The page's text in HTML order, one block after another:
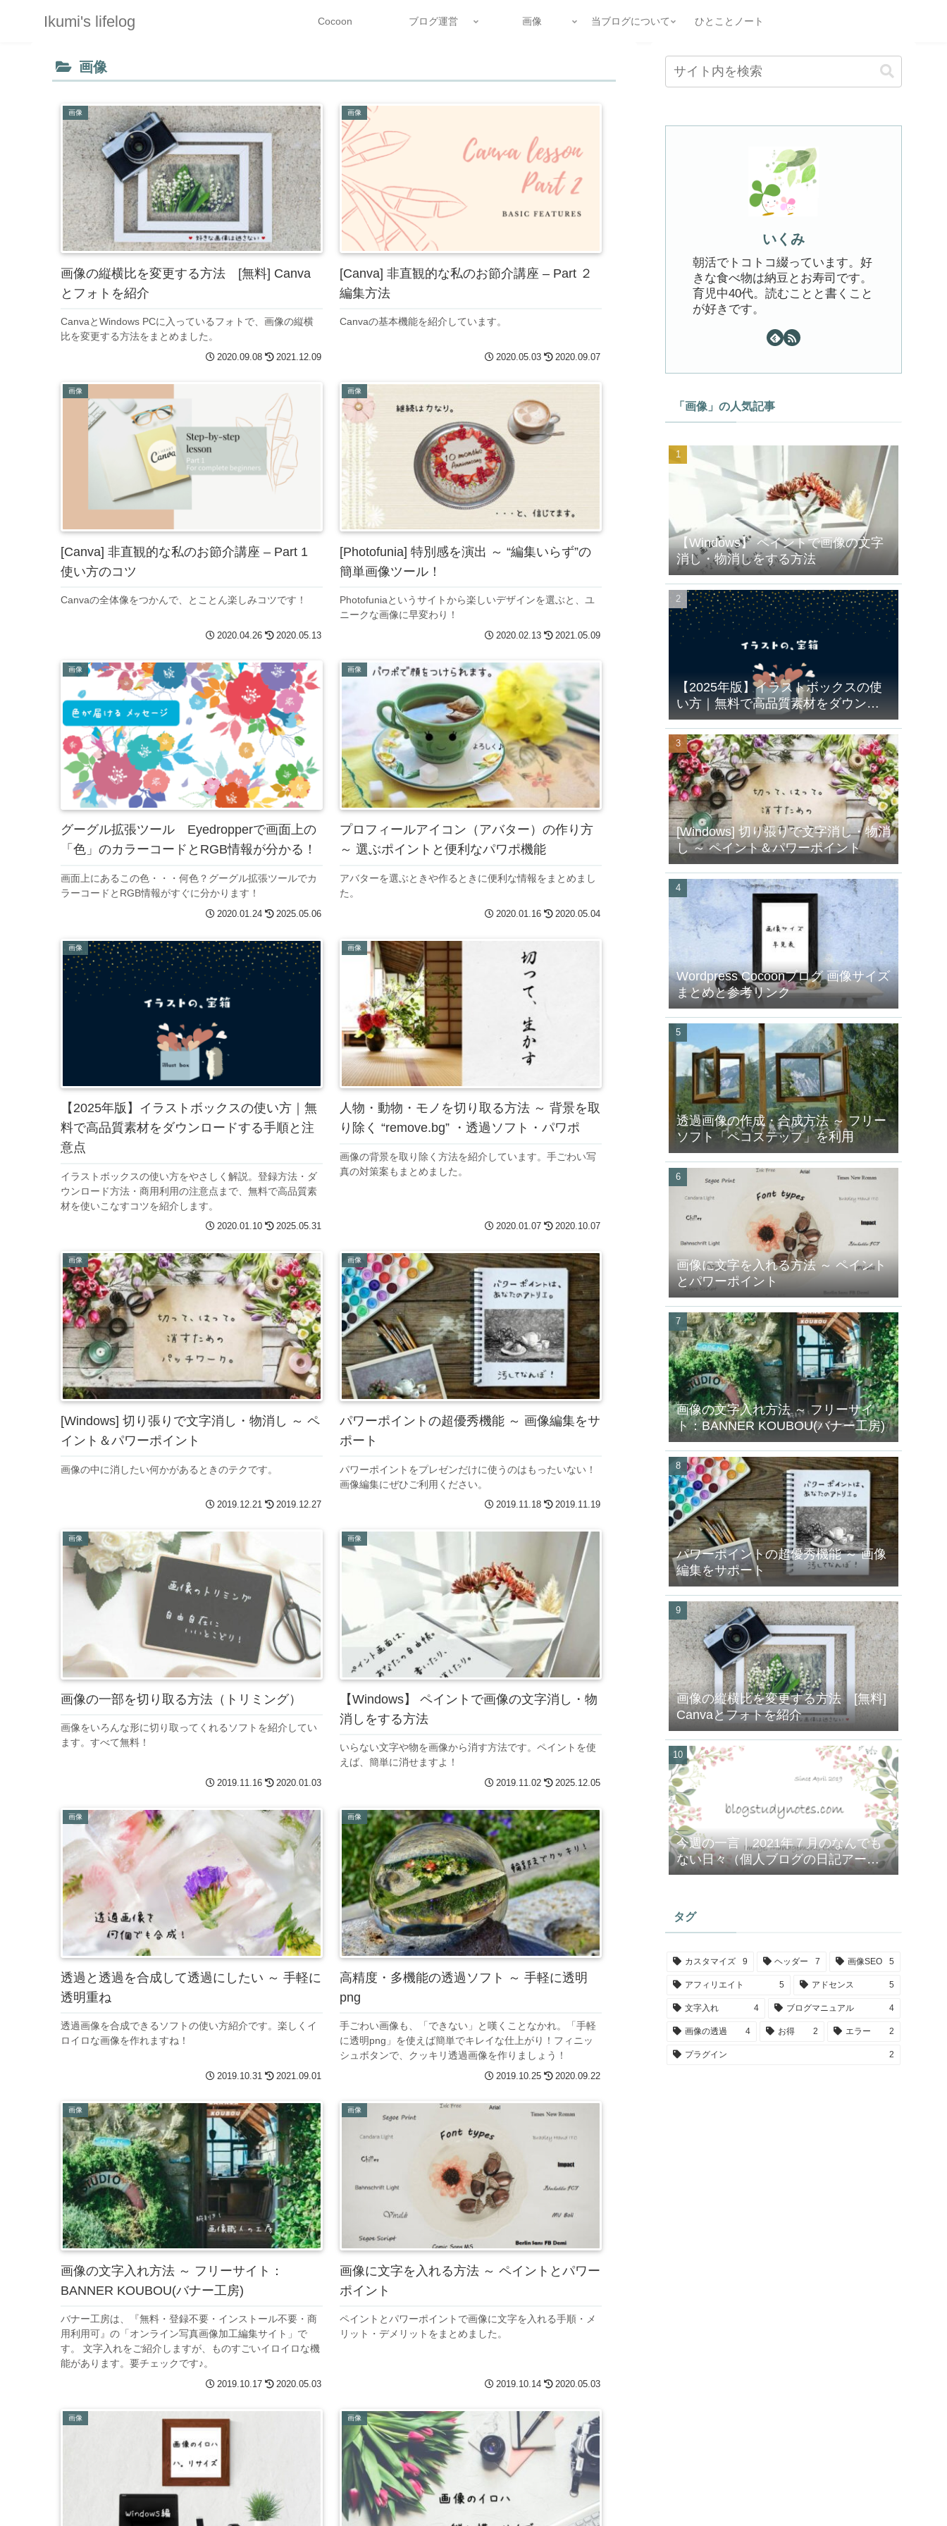
Ikumi's lifelog Cocoon ブログ運営 画像 当ブログについて ひとことノート
画像
画像
画像の縦横比を変更する方法 [無料] Canva
とフォトを紹介
CanvaとWindows PCに入っているフォトで、画像の縦横
比を変更する方法をまとめました。
2020.09.08 2021.12.09
画像
[Canva] 非直観的な私のお節介講座 – Part ２
編集方法
Canvaの基本機能を紹介しています。
2020.05.03 2020.09.07
画像
[Canva] 非直観的な私のお節介講座 – Part 1
使い方のコツ
Canvaの全体像をつかんで、とことん楽しみコツです！
2020.04.26 2020.05.13
画像
[Photofunia] 特別感を演出 ～ “編集いらず”の
簡単画像ツール！
Photofuniaというサイトから楽しいデザインを選ぶと、ユ
ニークな画像に早変わり！
2020.02.13 2021.05.09
画像
グーグル拡張ツール Eyedropperで画面上の
「色」のカラーコードとRGB情報が分かる！
画面上にあるこの色・・・何色？グーグル拡張ツールでカ
ラーコードとRGB情報がすぐに分かります！
2020.01.24 2025.05.06
画像
プロフィールアイコン（アバター）の作り方
～ 選ぶポイントと便利なパワポ機能
アバターを選ぶときや作るときに便利な情報をまとめまし
た。
2020.01.16 2020.05.04
画像
【2025年版】イラストボックスの使い方｜無
料で高品質素材をダウンロードする手順と注
意点
イラストボックスの使い方をやさしく解説。登録方法・ダ
ウンロード方法・商用利用の注意点まで、無料で高品質素
材を使いこなすコツを紹介します。
2020.01.10 2025.05.31
画像
人物・動物・モノを切り取る方法 ～ 背景を取
り除く “remove.bg” ・透過ソフト・パワポ
画像の背景を取り除く方法を紹介しています。手ごわい写
真の対策案もまとめました。
2020.01.07 2020.10.07
画像
[Windows] 切り張りで文字消し・物消し ～ ペ
イント＆パワーポイント
画像の中に消したい何かがあるときのテクです。
2019.12.21 2019.12.27
画像
パワーポイントの超優秀機能 ～ 画像編集をサ
ポート
パワーポイントをプレゼンだけに使うのはもったいない！
画像編集にぜひご利用ください。
2019.11.18 2019.11.19
画像
画像の一部を切り取る方法（トリミング）
画像をいろんな形に切り取ってくれるソフトを紹介してい
ます。すべて無料！
2019.11.16 2020.01.03
画像
【Windows】 ペイントで画像の文字消し・物
消しをする方法
いらない文字や物を画像から消す方法です。ペイントを使
えば、簡単に消せますよ！
2019.11.02 2025.12.05
画像
透過と透過を合成して透過にしたい ～ 手軽に
透明重ね
透過画像を合成できるソフトの使い方紹介です。楽しくイ
ロイロな画像を作れますね！
2019.10.31 2021.09.01
画像
高精度・多機能の透過ソフト ～ 手軽に透明
png
手ごわい画像も、「できない」と嘆くことなかれ。「手軽
に透明png」を使えば簡単でキレイな仕上がり！フィニッ
シュボタンで、クッキリ透過画像を作りましょう！
2019.10.25 2020.09.22
画像
画像の文字入れ方法 ～ フリーサイト：
BANNER KOUBOU(バナー工房)
バナー工房は、『無料・登録不要・インストール不要・商
用利用可』の「オンライン写真画像加工編集サイト」で
す。 文字入れをご紹介しますが、ものすごいイロイロな機
能があります。要チェックです♪。
2019.10.17 2020.05.03
画像
画像に文字を入れる方法 ～ ペイントとパワー
ポイント
ペイントとパワーポイントで画像に文字を入れる手順・メ
リット・デメリットをまとめました。
2019.10.14 2020.05.03
画像 画像
いくみ
朝活でトコトコ綴っています。好
きな食べ物は納豆とお寿司です。
育児中40代。読むことと書くこと
が好きです。
「画像」の人気記事
【Windows】 ペイントで画像の文字
消し・物消しをする方法
【2025年版】イラストボックスの使
い方｜無料で高品質素材をダウンロ
ードする手順と注意点
[Windows] 切り張りで文字消し・物消
し ～ ペイント＆パワーポイント
Wordpress Cocoonブログ 画像サイズ
まとめと参考リンク
透過画像の作成・合成方法 ～ フリー
ソフト「ペコステップ」を利用
画像に文字を入れる方法 ～ ペイント
とパワーポイント
画像の文字入れ方法 ～ フリーサイ
ト：BANNER KOUBOU(バナー工房)
パワーポイントの超優秀機能 ～ 画像
編集をサポート
画像の縦横比を変更する方法 [無料]
Canvaとフォトを紹介
今週の一言｜2021年７月のなんでも
ない日々（個人ブログの日記アーカ
イブ）
タグ
カスタマイズ 9 ヘッダー 7 画像SEO 5
アフィリエイト 5 アドセンス 5
文字入れ 4 ブログマニュアル 4
画像の透過 4 お得 2 エラー 2
プラグイン 2